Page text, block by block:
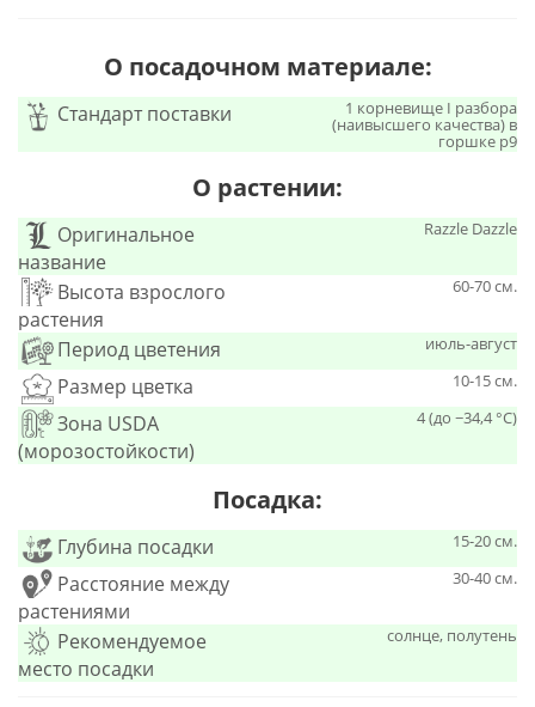
О посадочном материале:
Стандарт поставки 1 корневище I разбора
(наивысшего качества) в
горшке р9
О растении:
Оригинальное
название
Razzle Dazzle
Высота взрослого
растения
60-70 см.
Период цветения июль-август
Размер цветка 10-15 см.
Зона USDA
(морозостойкости)
4 (до −34,4 °C)
Посадка:
Глубина посадки 15-20 см.
Расстояние между
растениями
30-40 см.
Рекомендуемое
место посадки
солнце, полутень